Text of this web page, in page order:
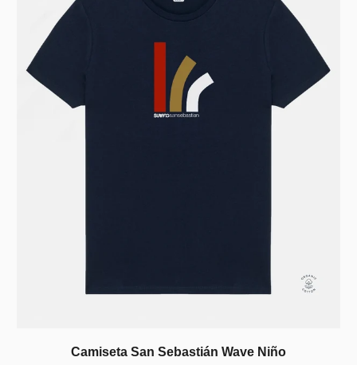
Camiseta San Sebastián Wave Niño